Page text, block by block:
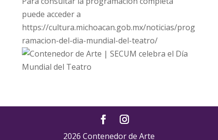
puede acceder a
https://cultura.michoacan.gob.mx/noticias/prog
ramacion-del-dia-mundial-del-teatro/
2026 Contenedor de Arte